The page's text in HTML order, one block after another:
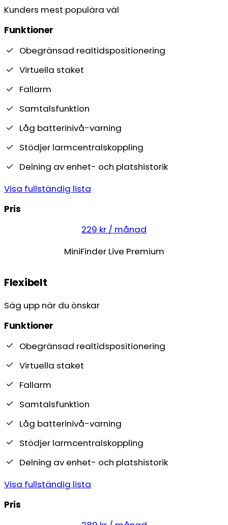
Kunders mest populära väl
Funktioner
Obegränsad realtidspositionering
Virtuella staket
Fallarm
Samtalsfunktion
Låg batterinivå-varning
Stödjer larmcentralskoppling
Delning av enhet- och platshistorik
Visa fullständig lista
Pris
229 kr / månad
MiniFinder Live Premium
Flexibelt
Säg upp när du önskar
Funktioner
Obegränsad realtidspositionering
Virtuella staket
Fallarm
Samtalsfunktion
Låg batterinivå-varning
Stödjer larmcentralskoppling
Delning av enhet- och platshistorik
Visa fullständig lista
Pris